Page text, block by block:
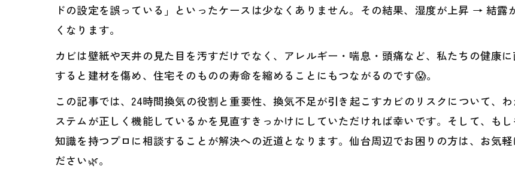
ドの設定を誤っている」といったケースは少なくありません。その結果、湿度が上昇 → 結
くなります。
カビは壁紙や天井の見た目を汚すだけでなく、アレルギー・喘息・頭痛など、私たちの健康
すると建材を傷め、住宅そのものの寿命を縮めることにもつながるのです😱。
この記事では、24時間換気の役割と重要性、換気不足が引き起こすカビのリスクについて、
ステムが正しく機能しているかを見直すきっかけにしていただければ幸いです。そして、も
知識を持つプロに相談することが解決への近道となります。仙台周辺でお困りの方は、お気
ださい🌿。